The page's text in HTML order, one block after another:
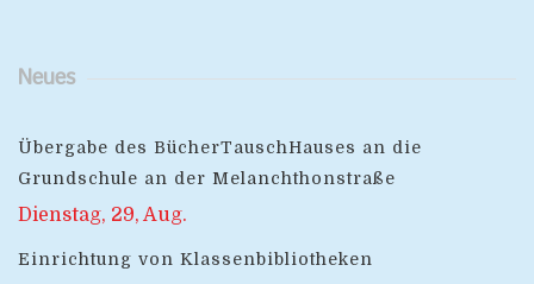
Neues
Übergabe des BücherTauschHauses an die
Grundschule an der Melanchthonstraße
Dienstag, 29, Aug.
Einrichtung von Klassenbibliotheken